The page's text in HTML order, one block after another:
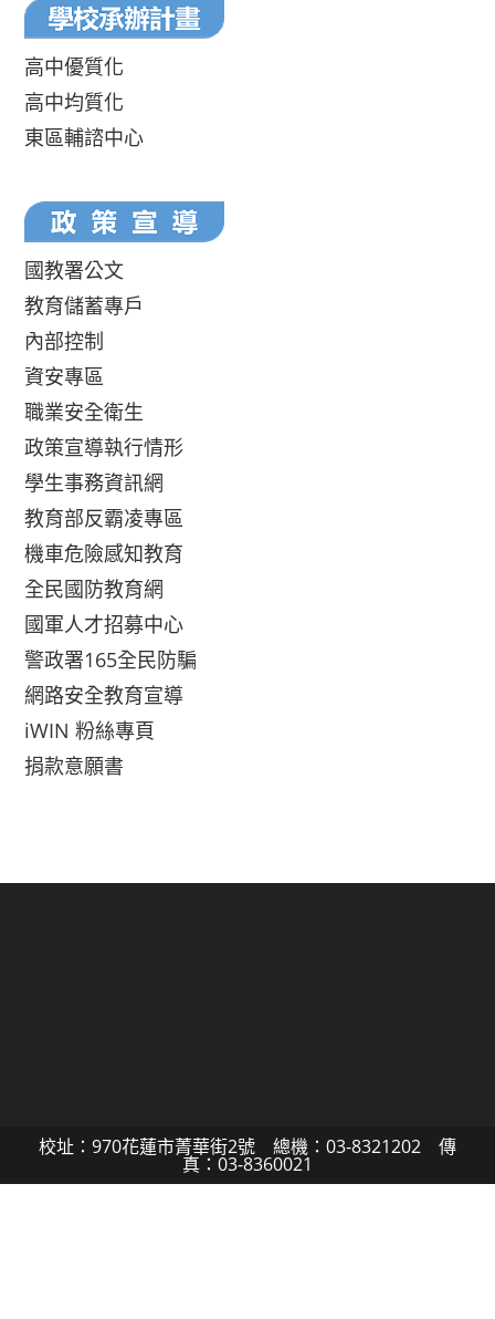
高中優質化
高中均質化
東區輔諮中心
國教署公文
教育儲蓄專戶
內部控制
資安專區
職業安全衛生
政策宣導執行情形
學生事務資訊網
教育部反霸凌專區
機車危險感知教育
全民國防教育網
國軍人才招募中心
警政署165全民防騙
網路安全教育宣導
iWIN 粉絲專頁
捐款意願書
校址：970花蓮市菁華街2號 總機：03-8321202 傳
真：03-8360021